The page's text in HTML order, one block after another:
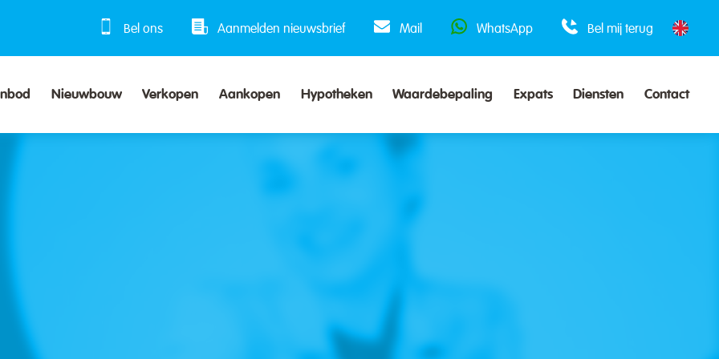
Bel ons Aanmelden nieuwsbrief Mail WhatsApp Bel mij terug
Nieuwbouw Verkopen Aankopen Hypotheken Waardebepaling Expats Diensten Contact